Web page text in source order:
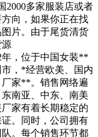
2000多家服装店或者
向，如果你正在找
片。由于尾货清货
源
年，位于中国女装**
，*经营欧美、国内
家**。销售网络遍
南亚、中东、南美
家有着长期稳定的
。同时，公司拥有
。每个销售环节都